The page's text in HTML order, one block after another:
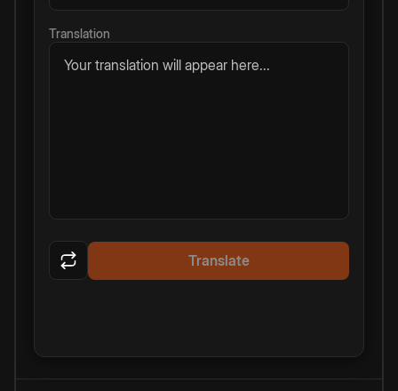
Translation
Your translation will appear here...
Translate